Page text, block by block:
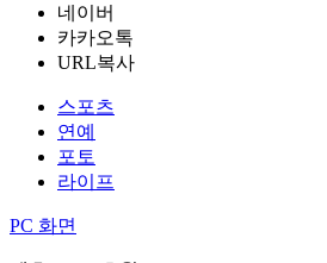
네이버
카카오톡
URL복사
스포츠
연예
포토
라이프
PC 화면